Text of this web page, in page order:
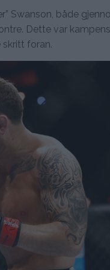
Swanson, både
Dette var kampens
skritt foran.